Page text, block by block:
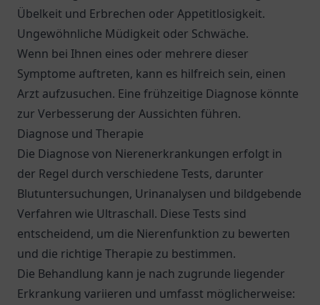
Übelkeit und Erbrechen oder Appetitlosigkeit.
Ungewöhnliche Müdigkeit oder Schwäche.
Wenn bei Ihnen eines oder mehrere dieser
Symptome auftreten, kann es hilfreich sein, einen
Arzt aufzusuchen. Eine frühzeitige Diagnose könnte
zur Verbesserung der Aussichten führen.
Diagnose und Therapie
Die Diagnose von Nierenerkrankungen erfolgt in
der Regel durch verschiedene Tests, darunter
Blutuntersuchungen, Urinanalysen und bildgebende
Verfahren wie Ultraschall. Diese Tests sind
entscheidend, um die Nierenfunktion zu bewerten
und die richtige Therapie zu bestimmen.
Die Behandlung kann je nach zugrunde liegender
Erkrankung variieren und umfasst möglicherweise: